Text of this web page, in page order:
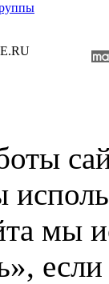
мы
если